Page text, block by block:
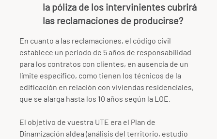
la póliza de los intervinientes cubrirá
las reclamaciones de producirse?
En cuanto a las reclamaciones, el código civil
establece un periodo de 5 años de responsabilidad
para los contratos con clientes, en ausencia de un
límite específico, como tienen los técnicos de la
edificación en relación con viviendas residenciales,
que se alarga hasta los 10 años según la LOE.
El objetivo de vuestra UTE era el Plan de
Dinamización aldea (análisis del territorio, estudio